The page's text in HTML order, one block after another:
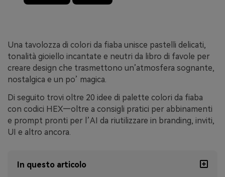
Una tavolozza di colori da fiaba unisce pastelli delicati,
tonalità gioiello incantate e neutri da libro di favole per
creare design che trasmettono un’atmosfera sognante,
nostalgica e un po’ magica.
Di seguito trovi oltre 20 idee di palette colori da fiaba
con codici HEX—oltre a consigli pratici per abbinamenti
e prompt pronti per l’AI da riutilizzare in branding, inviti,
UI e altro ancora.
In questo articolo